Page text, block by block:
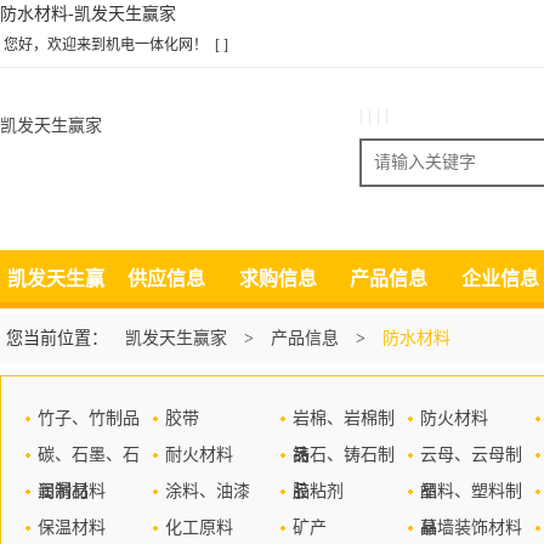
防水材料-凯发天生赢家
您好，欢迎来到机电一体化网！ [ ]
凯发天生赢家
搜索
凯发天生赢
家
供应信息 求购信息 产品信息 企业信息
您当前位置： 凯发天生赢家 > 产品信息 > 防水材料
竹子、竹制品 胶带
岩棉、岩棉制
品
防火材料
碳、石墨、石
墨制品
耐火材料
铸石、铸石制
品
云母、云母制
品
润滑材料 涂料、油漆 胶粘剂
塑料、塑料制
品
保温材料 化工原料 矿产 幕墙装饰材料